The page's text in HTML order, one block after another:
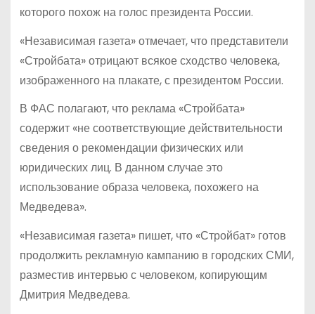
которого похож на голос президента России.
«Независимая газета» отмечает, что представители
«Стройбата» отрицают всякое сходство человека,
изображенного на плакате, с президентом России.
В ФАС полагают, что реклама «Стройбата»
содержит «не соответствующие действительности
сведения о рекомендации физических или
юридических лиц. В данном случае это
использование образа человека, похожего на
Медведева».
«Независимая газета» пишет, что «Стройбат» готов
продолжить рекламную кампанию в городских СМИ,
разместив интервью с человеком, копирующим
Дмитрия Медведева.